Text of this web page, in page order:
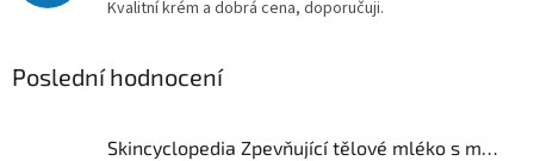
Kvalitní krém a dobrá cena, doporučuji.
Poslední hodnocení